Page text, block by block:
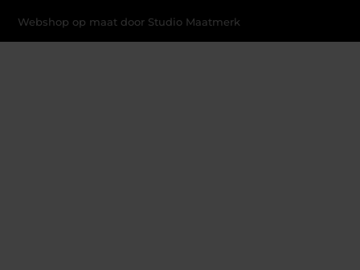
Webshop op maat door Studio Maatmerk